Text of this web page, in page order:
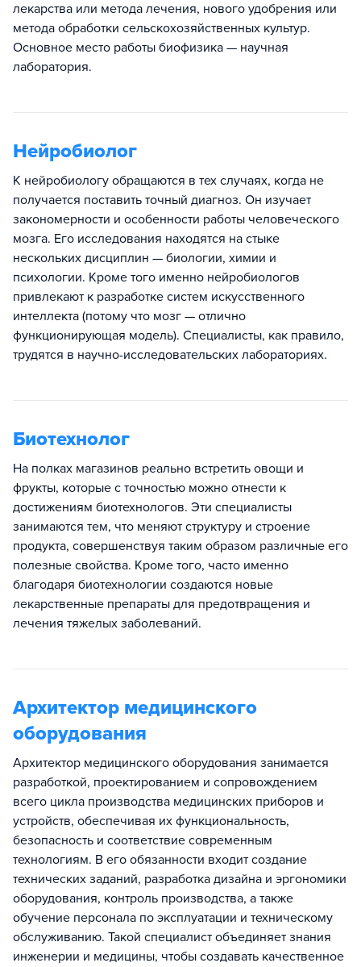
лекарства или метода лечения, нового удобрения или
метода обработки сельскохозяйственных культур.
Основное место работы биофизика — научная
лаборатория.
Нейробиолог
К нейробиологу обращаются в тех случаях, когда не
получается поставить точный диагноз. Он изучает
закономерности и особенности работы человеческого
мозга. Его исследования находятся на стыке
нескольких дисциплин — биологии, химии и
психологии. Кроме того именно нейробиологов
привлекают к разработке систем искусственного
интеллекта (потому что мозг — отлично
функционирующая модель). Специалисты, как правило,
трудятся в научно-исследовательских лабораториях.
Биотехнолог
На полках магазинов реально встретить овощи и
фрукты, которые с точностью можно отнести к
достижениям биотехнологов. Эти специалисты
занимаются тем, что меняют структуру и строение
продукта, совершенствуя таким образом различные его
полезные свойства. Кроме того, часто именно
благодаря биотехнологии создаются новые
лекарственные препараты для предотвращения и
лечения тяжелых заболеваний.
Архитектор медицинского
оборудования
Архитектор медицинского оборудования занимается
разработкой, проектированием и сопровождением
всего цикла производства медицинских приборов и
устройств, обеспечивая их функциональность,
безопасность и соответствие современным
технологиям. В его обязанности входит создание
технических заданий, разработка дизайна и эргономики
оборудования, контроль производства, а также
обучение персонала по эксплуатации и техническому
обслуживанию. Такой специалист объединяет знания
инженерии и медицины, чтобы создавать качественное